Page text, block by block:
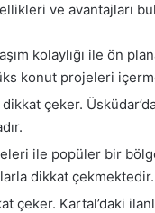
ve avantajları
kolaylığı ile ön
konut projeleri
çeker.
ile popüler bir
dikkat çekmektedir.
çeker. Kartal’daki